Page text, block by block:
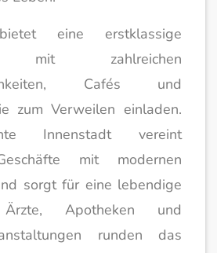
eine erstklassige
mit zahlreichen
Cafés und
zum Verweilen einladen.
Innenstadt vereint
mit modernen
sorgt für eine lebendige
Ärzte, Apotheken und
runden das